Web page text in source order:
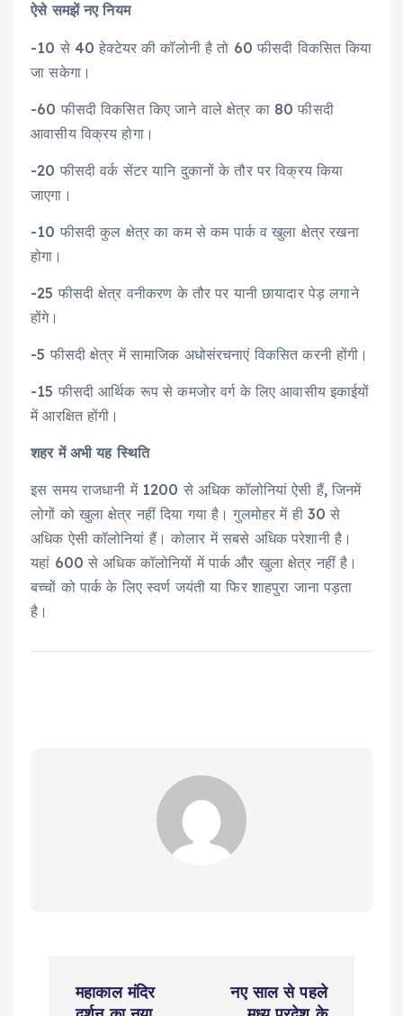
ऐसे समझें नए नियम
-10 से 40 हेक्टेयर की कॉलोनी है तो 60 फीसदी विकसित किया
जा सकेगा।
-60 फीसदी विकसित किए जाने वाले क्षेत्र का 80 फीसदी
आवासीय विक्रय होगा।
-20 फीसदी वर्क सेंटर यानि दुकानों के तौर पर विक्रय किया
जाएगा।
-10 फीसदी कुल क्षेत्र का कम से कम पार्क व खुला क्षेत्र रखना
होगा।
-25 फीसदी क्षेत्र वनीकरण के तौर पर यानी छायादार पेड़ लगाने
होंगे।
-5 फीसदी क्षेत्र में सामाजिक अधोसंरचनाएं विकसित करनी होंगी।
-15 फीसदी आर्थिक रूप से कमजोर वर्ग के लिए आवासीय इकाईयों
में आरक्षित होंगी।
शहर में अभी यह स्थिति
इस समय राजधानी में 1200 से अधिक कॉलोनियां ऐसी हैं, जिनमें
लोगों को खुला क्षेत्र नहीं दिया गया है। गुलमोहर में ही 30 से
अधिक ऐसी कॉलोनियां हैं। कोलार में सबसे अधिक परेशानी है।
यहां 600 से अधिक कॉलोनियों में पार्क और खुला क्षेत्र नहीं है।
बच्चों को पार्क के लिए स्वर्ण जयंती या फिर शाहपुरा जाना पड़ता
है।
महाकाल मंदिर
नए साल से पहले